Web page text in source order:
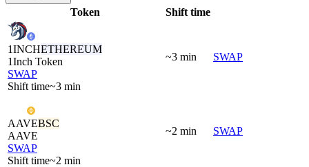
Token Shift time
1INCHETHEREUM
1Inch Token
SWAP
Shift time~3 min
~3 min SWAP
AAVEBSC
AAVE
SWAP
Shift time~2 min
~2 min SWAP